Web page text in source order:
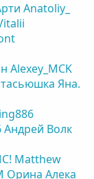
Anatoliy_
Alexey_MCK
Яна.
Андрей Волк
Matthew
Орина Алека